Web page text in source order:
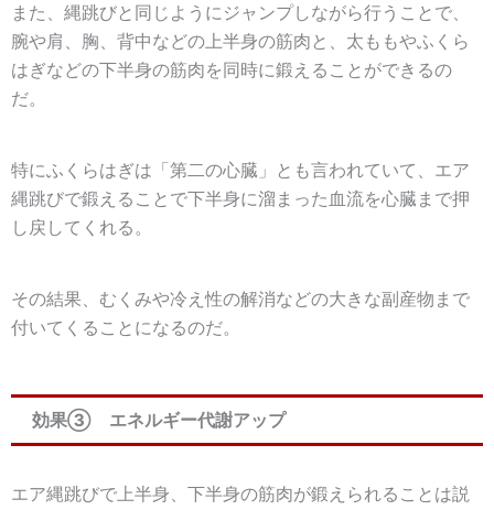
また、縄跳びと同じようにジャンプしながら行うことで、
腕や肩、胸、背中などの上半身の筋肉と、太ももやふくら
はぎなどの下半身の筋肉を同時に鍛えることができるの
だ。
特にふくらはぎは「第二の心臓 」とも言われていて、エア
縄跳びで鍛えることで下半身に溜まった血流を心臓まで押
し戻してくれる。
その結果、むくみや冷え性の解消などの大きな副産物まで
付いてくることになるのだ。
効果③ エネルギー代謝アップ
エア縄跳びで上半身、下半身の筋肉が鍛えられることは説